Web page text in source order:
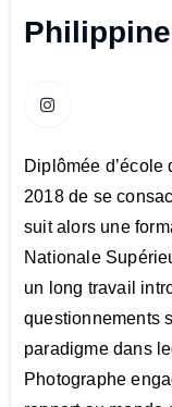
Diplômée
2018 de se
suit alors une
Nationale
un long travail
questionnements
paradigme dans
Photographe